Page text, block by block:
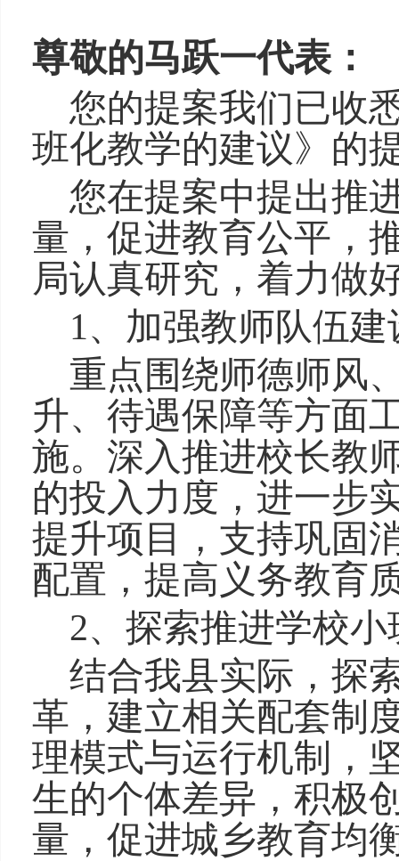
尊敬的马跃一代表：
您的提案我们已收
班化教学的建议》的
您在提案中提出推
量，促进教育公平，
局认真研究，着力做
1、加强教师队伍
重点围绕师德师风
升、待遇保障等方面
施。深入推进校长教
的投入力度，进一步
提升项目，支持巩固
配置，提高义务教育
2、探索推进学校
结合我县实际，探
革，建立相关配套制
理模式与运行机制，
生的个体差异，积极
量，促进城乡教育均